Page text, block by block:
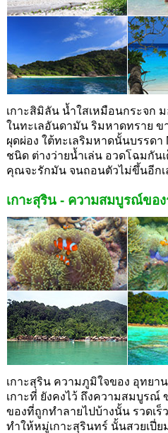
เกาะสิมิลัน น้ำใสเหมือนกระจก
ในทะเลอันดามัน ริมหาดทราย
ผุดผ่อง ใต้ทะเลริมหาดนั้นบรรดา
ชนิด ต่างว่ายน้ำเล่น อวดโฉมกัน
คุณจะรักมัน จนถอนตัวไม่ขึ้นอีกเ
เกาะสุริน - ความสมบูรณ์ขอ
เกาะสุริน ความภูมิใจของ อุทยา
เกาะที่ ยังคงไว้ ถึงความสมบูรณ์
ของที่ถูกทำลายไปบ้างนั้น รวดเ
ทำให้หมู่เกาะสุรินทร์ นั้นสวยเปี่